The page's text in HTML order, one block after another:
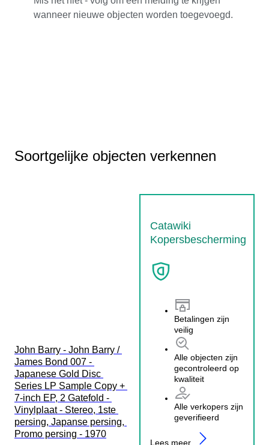
wanneer nieuwe objecten worden toegevoegd.
Soortgelijke objecten verkennen
Catawiki
Kopersbescherming
Betalingen zijn
veilig
Alle objecten zijn
gecontroleerd op
kwaliteit
Alle verkopers zijn
geverifieerd
Lees meer
John Barry - John Barry /
James Bond 007 -
Japanese Gold Disc
Series LP Sample Copy +
7-inch EP, 2 Gatefold -
Vinylplaat - Stereo, 1ste
persing, Japanse persing,
Promo persing - 1970